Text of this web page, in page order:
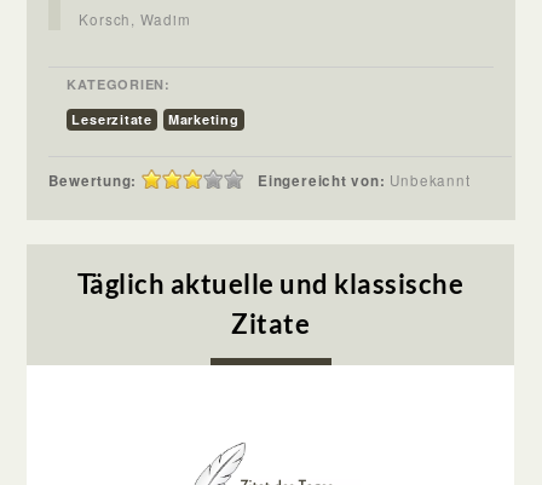
Korsch, Wadim
KATEGORIEN:
Leserzitate
Marketing
Bewertung: Eingereicht von: Unbekannt